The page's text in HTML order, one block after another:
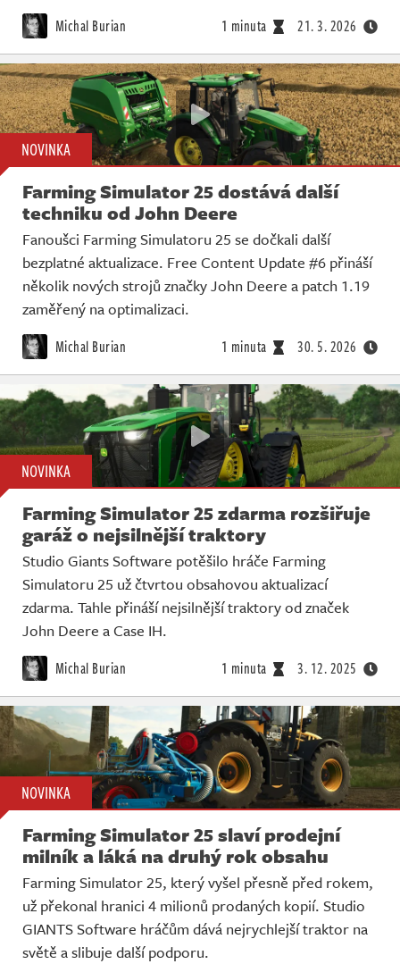
Michal Burian 1 minuta 21. 3. 2026
NOVINKA
Farming Simulator 25 dostává další
techniku od John Deere
Fanoušci Farming Simulatoru 25 se dočkali další
bezplatné aktualizace. Free Content Update #6 přináší
několik nových strojů značky John Deere a patch 1.19
zaměřený na optimalizaci.
Michal Burian 1 minuta 30. 5. 2026
NOVINKA
Farming Simulator 25 zdarma rozšiřuje
garáž o nejsilnější traktory
Studio Giants Software potěšilo hráče Farming
Simulatoru 25 už čtvrtou obsahovou aktualizací
zdarma. Tahle přináší nejsilnější traktory od značek
John Deere a Case IH.
Michal Burian 1 minuta 3. 12. 2025
NOVINKA
Farming Simulator 25 slaví prodejní
milník a láká na druhý rok obsahu
Farming Simulator 25, který vyšel přesně před rokem,
už překonal hranici 4 milionů prodaných kopií. Studio
GIANTS Software hráčům dává nejrychlejší traktor na
světě a slibuje další podporu.